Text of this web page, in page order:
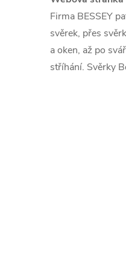
Firma BESSEY
svěrek, přes
a oken, až po
stříhání. Svěrky